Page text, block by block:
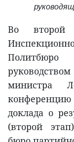
Во
министра
доклада о
(второй